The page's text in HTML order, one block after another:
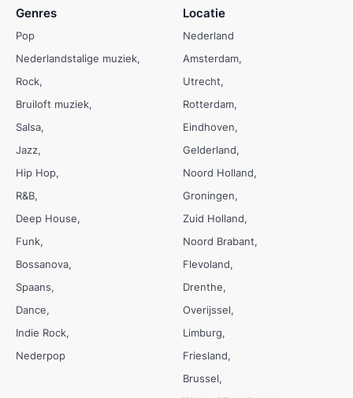
Genres
Pop
Nederlandstalige muziek
Rock
Bruiloft muziek
Salsa
Jazz
Hip Hop
R&B
Deep House
Funk
Bossanova
Spaans
Dance
Indie Rock
Nederpop
Locatie
Nederland
Amsterdam
Utrecht
Rotterdam
Eindhoven
Gelderland
Noord Holland
Groningen
Zuid Holland
Noord Brabant
Flevoland
Drenthe
Overijssel
Limburg
Friesland
Brussel